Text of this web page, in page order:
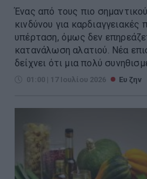
Ένας από τους πιο
κινδύνου για καρδιαγγειακές
υπέρταση, όμως δεν
κατανάλωση αλατιού. Νέα
δείχνει ότι μια πολύ
01:00 | 17 Ιουλίου 2026 Ευ ζην